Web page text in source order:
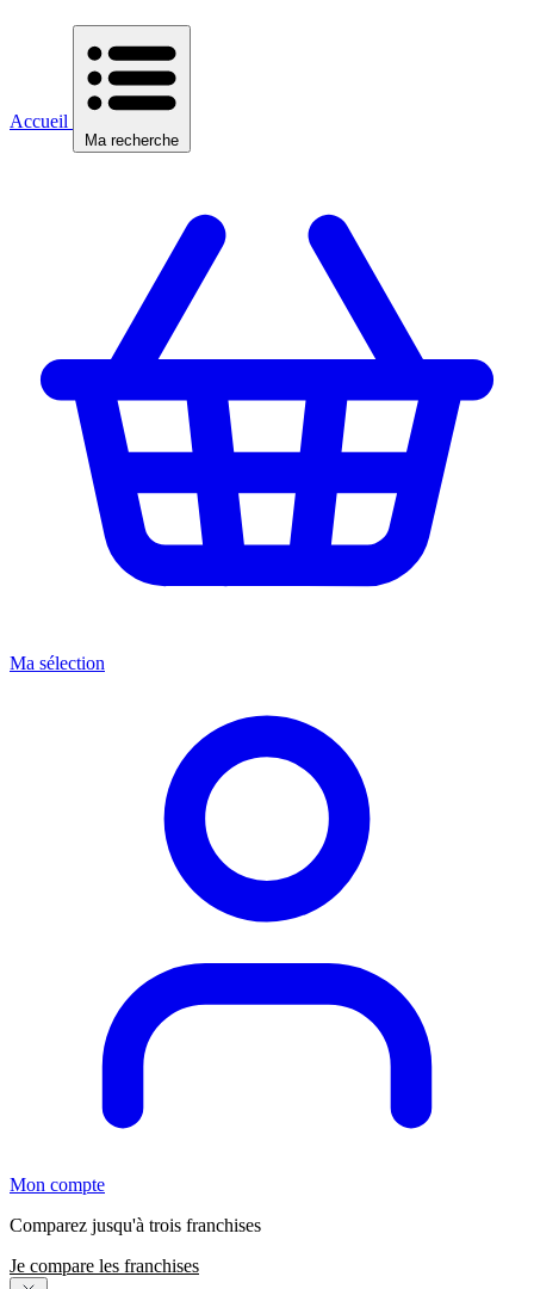
Accueil
Ma recherche
Ma sélection
Mon compte
Comparez jusqu'à trois franchises
Je compare les franchises